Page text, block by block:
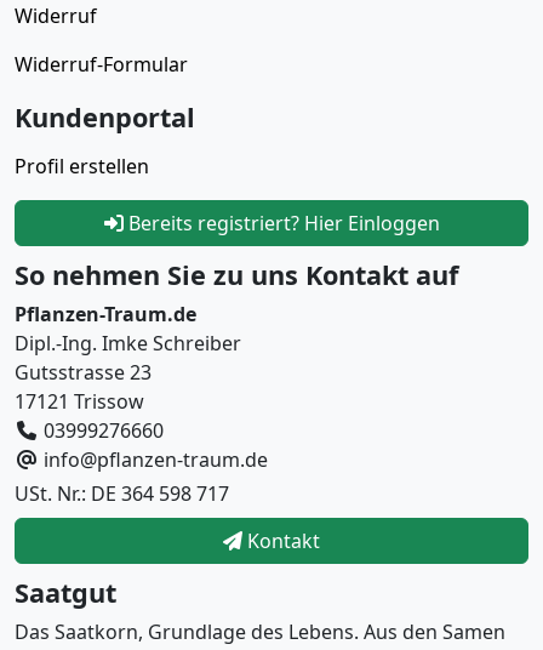
Widerruf
Widerruf-Formular
Kundenportal
Profil erstellen
Bereits registriert? Hier Einloggen
So nehmen Sie zu uns Kontakt auf
Pflanzen-Traum.de
Dipl.-Ing. Imke Schreiber
Gutsstrasse 23
17121 Trissow
03999276660
info@pflanzen-traum.de
USt. Nr.: DE 364 598 717
Kontakt
Saatgut
Das Saatkorn, Grundlage des Lebens. Aus den Samen